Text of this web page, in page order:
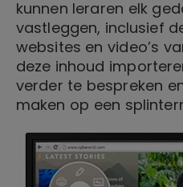
kunnen leraren elk
vastleggen, inclusief
websites en video’s
deze inhoud
verder te bespreken
maken op een